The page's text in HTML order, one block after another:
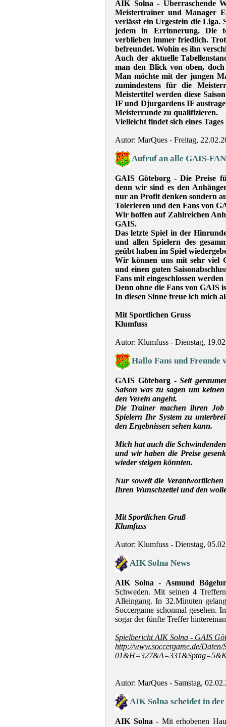
AIK Solna - Überraschende
Meistertrainer und Manager
verlässt ein Urgestein die Liga.
jedem in Errinnerung. Die
verblieben immer friedlich.
befreundet. Wohin es ihn
Auch der aktuelle
man den Blick von oben,
Man möchte mit der jungen
zumindestens für die
Meistertitel werden diese
IF und Djurgardens IF
Meisterrunde zu qualifizieren.
Vielleicht findet sich eines
Autor: MarQues - Freitag,
Aufruf an alle GAIS-
GAIS Göteborg -Die Preise
denn wir sind es den
nur an Profit denken sondern
Tolerieren und den Fans von
Wir hoffen auf Zahlreichen
GAIS.
Das letzte Spiel in der
und allen Spielern des
geübt haben im Spiel
Wir können uns mit sehr viel
und einen guten
Fans mit eingeschlossen werden
Denn ohne die Fans von GAIS
In diesen Sinne freue ich mich
Mit Sportlichen Gruss
Klumfuss
Autor: Klumfuss - Dienstag,
Hallo Fans und Freunde
GAIS Göteborg-Seit
Saison was zu sagen um
den Verein angeht.
Die Trainer machen ihren
Spielern Ihr System zu
den Ergebnissen sehen kann.
Mich hat auch die
und wir haben die Preise
wieder steigen könnten.
Nur soweit die
Ihren Wunschzettel und den
Mit Sportlichen Gruß
Klumfuss
Autor: Klumfuss - Dienstag,
AIK Solna News
AIK Solna - Asmund
Schweden. Mit seinen 4
Alleingang. In 32.Minuten
Soccergame schonmal gesehen.
sogar der fünfte Treffer
Spielbericht AIK Solna - GAIS
http://www.soccergame.de/
Autor: MarQues - Samstag,
AIK Solna scheidet in
AIK Solna - Mit erhobenen